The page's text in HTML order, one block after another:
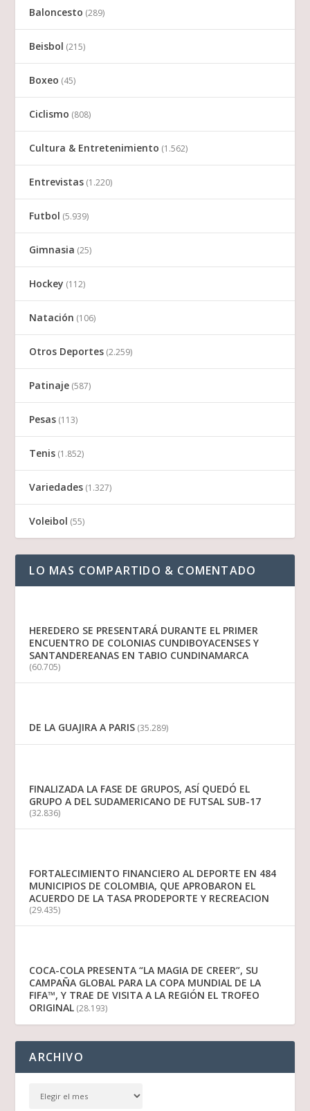
Baloncesto (289)
Beisbol (215)
Boxeo (45)
Ciclismo (808)
Cultura & Entretenimiento (1.562)
Entrevistas (1.220)
Futbol (5.939)
Gimnasia (25)
Hockey (112)
Natación (106)
Otros Deportes (2.259)
Patinaje (587)
Pesas (113)
Tenis (1.852)
Variedades (1.327)
Voleibol (55)
LO MAS COMPARTIDO & COMENTADO
HEREDERO SE PRESENTARÁ DURANTE EL PRIMER
ENCUENTRO DE COLONIAS CUNDIBOYACENSES Y
SANTANDEREANAS EN TABIO CUNDINAMARCA
(60.705)
DE LA GUAJIRA A PARIS (35.289)
FINALIZADA LA FASE DE GRUPOS, ASÍ QUEDÓ EL
GRUPO A DEL SUDAMERICANO DE FUTSAL SUB-17
(32.836)
FORTALECIMIENTO FINANCIERO AL DEPORTE EN 484
MUNICIPIOS DE COLOMBIA, QUE APROBARON EL
ACUERDO DE LA TASA PRODEPORTE Y RECREACION
(29.435)
COCA-COLA PRESENTA “LA MAGIA DE CREER”, SU
CAMPAÑA GLOBAL PARA LA COPA MUNDIAL DE LA
FIFA™, Y TRAE DE VISITA A LA REGIÓN EL TROFEO
ORIGINAL (28.193)
ARCHIVO